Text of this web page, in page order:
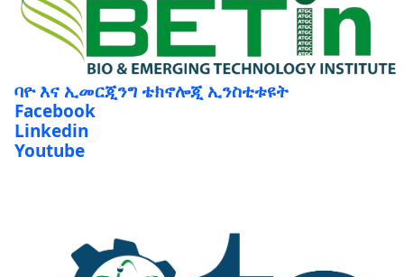
ባዮ እና ኢመርጂንግ ቴክኖሎጂ ኢንስቲቱዩት
Facebook
Linkedin
Youtube